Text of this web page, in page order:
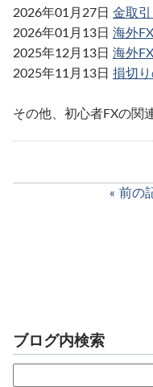
2026年01月27日 金取
2026年01月13日 海外
2025年12月13日 海外
2025年11月13日 損切
その他、初心者FXの関
前の
ブログ内検索